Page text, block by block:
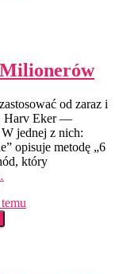
Milionerów
od zaraz i
Harv Eker —
jednej z nich:
opisuje metodę „6
który
temu